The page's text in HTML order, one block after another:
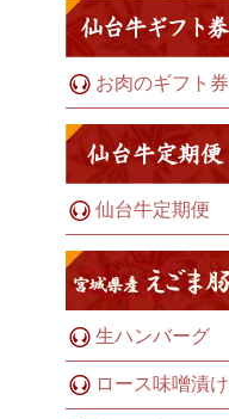
お肉のギフト券
仙台牛定期便
生ハンバーグ
ロース味噌漬け